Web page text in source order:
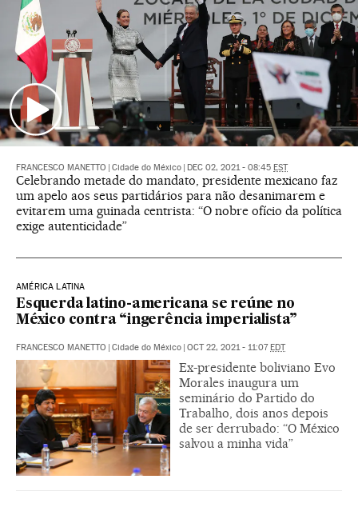
FRANCESCO MANETTO Cidade do México DEC 02, 2021 - 08:45 EST
Celebrando metade do mandato, presidente mexicano faz
um apelo aos seus partidários para não desanimarem e
evitarem uma guinada centrista: “O nobre ofício da política
exige autenticidade”
AMÉRICA LATINA
Esquerda latino-americana se reúne no
México contra “ingerência imperialista”
FRANCESCO MANETTO Cidade do México OCT 22, 2021 - 11:07 EDT
Ex-presidente boliviano Evo
Morales inaugura um
seminário do Partido do
Trabalho, dois anos depois
de ser derrubado: “O México
salvou a minha vida”